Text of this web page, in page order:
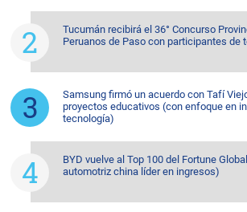
Tucumán recibirá el 36° Concurso
Peruanos de Paso con participantes de
Samsung firmó un acuerdo con Tafí
proyectos educativos (con enfoque en
tecnología)
BYD vuelve al Top 100 del Fortune
automotriz china líder en ingresos)